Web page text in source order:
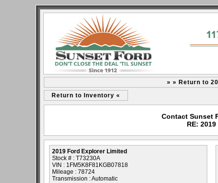
» » Return to
Return to Inventory «
Contact Sunset
RE:
2019 Ford Explorer Limited
Stock # : T73230A
VIN : 1FM5K8F81KGB07818
Mileage : 78724
Transmission : Automatic